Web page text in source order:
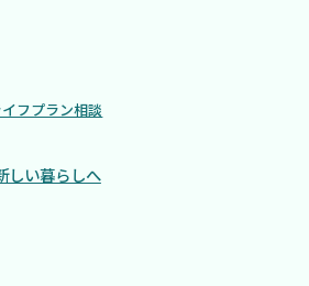
フプラン相談
しい暮らしへ